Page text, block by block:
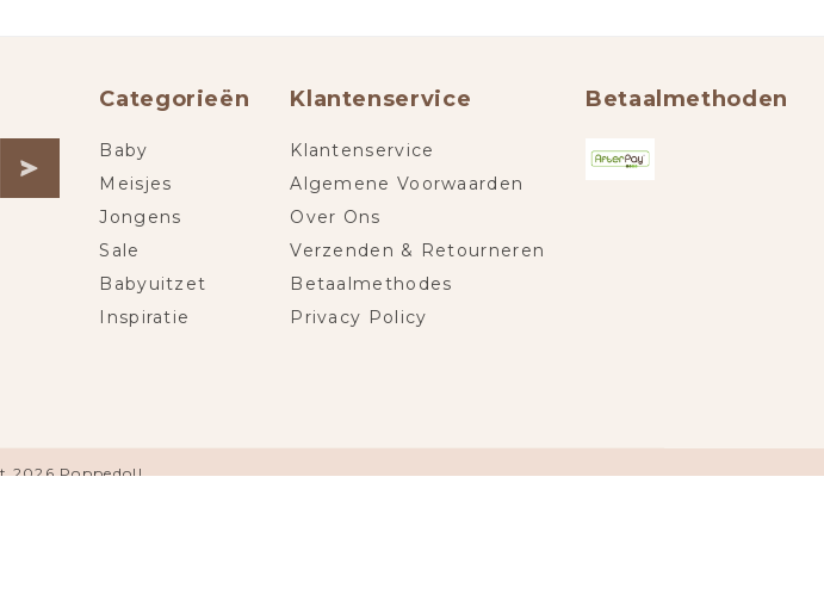
Categorieën
Baby
Meisjes
Jongens
Sale
Babyuitzet
Inspiratie
Klantenservice
Klantenservice
Algemene Voorwaarden
Over Ons
Verzenden & Retourneren
Betaalmethodes
Privacy Policy
Betaalmethoden
2026 Poppedoll